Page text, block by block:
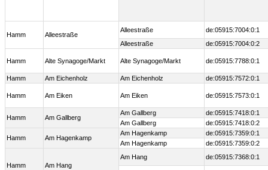
Hamm Alleestraße
Alleestraße
de:05915:7004:0:1
Alleestraße
de:05915:7004:0:2
Hamm Alte Synagoge/Markt Alte Synagoge/Markt de:05915:7788:0:1
Hamm Am Eichenholz Am Eichenholz de:05915:7572:0:1
Hamm Am Eiken Am Eiken de:05915:7573:0:1
Hamm Am Gallberg
Am Gallberg
de:05915:7418:0:1
Am Gallberg
de:05915:7418:0:2
Hamm Am Hagenkamp
Am Hagenkamp
de:05915:7359:0:1
Am Hagenkamp
de:05915:7359:0:2
Hamm Am Hang
Am Hang de:05915:7368:0:1